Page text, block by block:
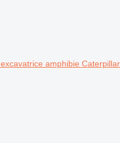
excavatrice amphibie